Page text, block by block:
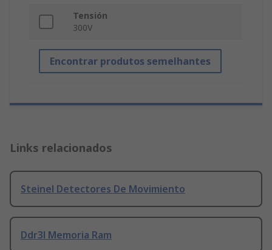
Tensión
300V
Encontrar produtos semelhantes
Links relacionados
Steinel Detectores De Movimiento
Ddr3l Memoria Ram